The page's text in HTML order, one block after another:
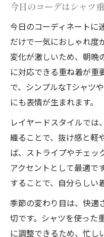
今日のコーデはシャツ
今日のコーディネートに
だけで一気におしゃれ度
変化が激しいため、朝晩
に対応できる重ね着が重
で、シンプルなTシャツ
にも表情が生まれます。
レイヤードスタイルでは
織ることで、抜け感と軽
ば、ストライプやチェッ
アクセントとして最適で
することで、自分らしい
季節の変わり目は、快適
切です。シャツを使った
に調整できるため、忙し